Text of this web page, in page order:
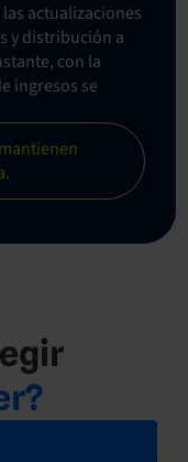
actualizaciones
y distribución a
con la
ingresos se